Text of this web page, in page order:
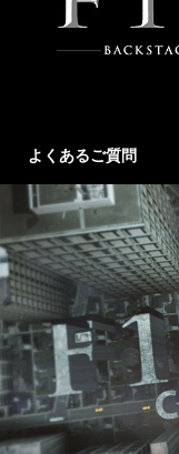
よくあるご質問